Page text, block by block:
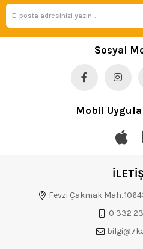
Sosyal
Mobil
Fevzi Çakmak Mah.
0 332